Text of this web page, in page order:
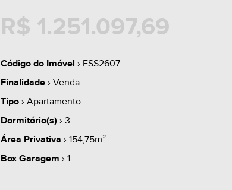
R$ 1.251.097,69
Código do Imóvel › ESS2607
Finalidade› Venda
Tipo› Apartamento
Dormitório(s) › 3
Área Privativa › 154,75m²
Box Garagem › 1